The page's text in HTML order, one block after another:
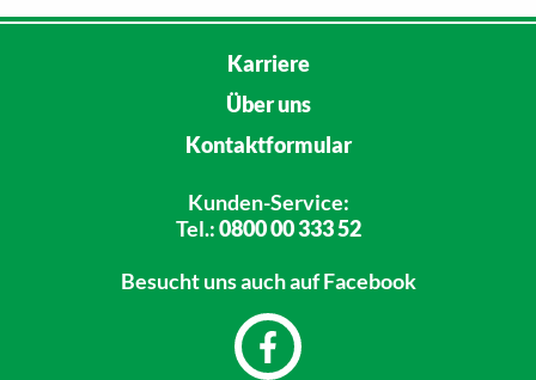
Karriere
Über uns
Kontaktformular
Kunden-Service:
Tel.:0800 00 333 52
Besucht unsauch auf Facebook